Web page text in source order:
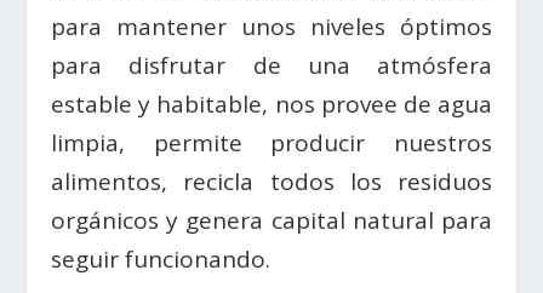
para mantener unos niveles óptimos
para disfrutar de una atmósfera
estable y habitable, nos provee de agua
limpia, permite producir nuestros
alimentos, recicla todos los residuos
orgánicos y genera capital natural para
seguir funcionando.